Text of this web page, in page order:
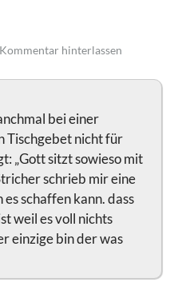
Kommentar hinterlassen
bei einer
Tischgebet nicht für
„Gott sitzt sowieso mit
schrieb mir eine
es schaffen kann. dass
weil es voll nichts
einzige bin der was